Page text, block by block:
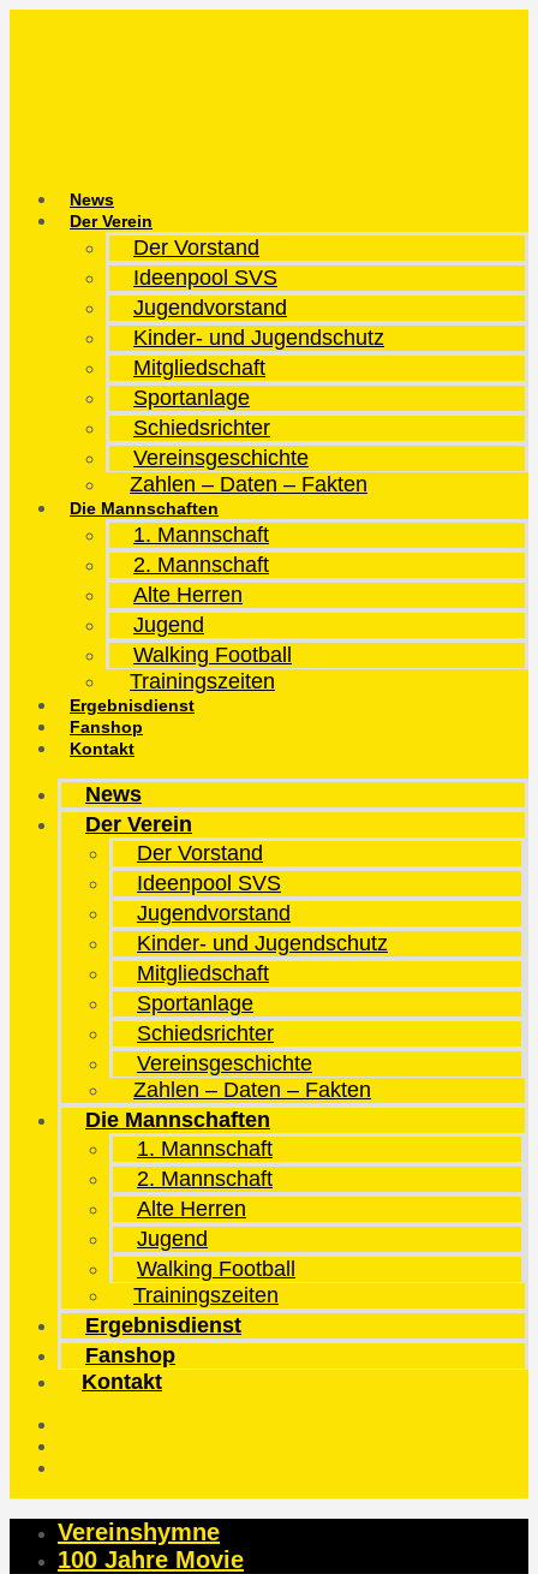
News
Der Verein
Der Vorstand
Ideenpool SVS
Jugendvorstand
Kinder- und Jugendschutz
Mitgliedschaft
Sportanlage
Schiedsrichter
Vereinsgeschichte
Zahlen – Daten – Fakten
Die Mannschaften
1. Mannschaft
2. Mannschaft
Alte Herren
Jugend
Walking Football
Trainingszeiten
Ergebnisdienst
Fanshop
Kontakt
News
Der Verein
Der Vorstand
Ideenpool SVS
Jugendvorstand
Kinder- und Jugendschutz
Mitgliedschaft
Sportanlage
Schiedsrichter
Vereinsgeschichte
Zahlen – Daten – Fakten
Die Mannschaften
1. Mannschaft
2. Mannschaft
Alte Herren
Jugend
Walking Football
Trainingszeiten
Ergebnisdienst
Fanshop
Kontakt
Vereinshymne
100 Jahre Movie